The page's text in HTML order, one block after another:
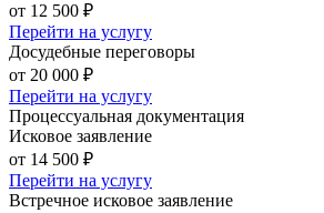
от 12 500 ₽
Перейти на услугу
Досудебные переговоры
от 20 000 ₽
Перейти на услугу
Процессуальная документация
Исковое заявление
от 14 500 ₽
Перейти на услугу
Встречное исковое заявление